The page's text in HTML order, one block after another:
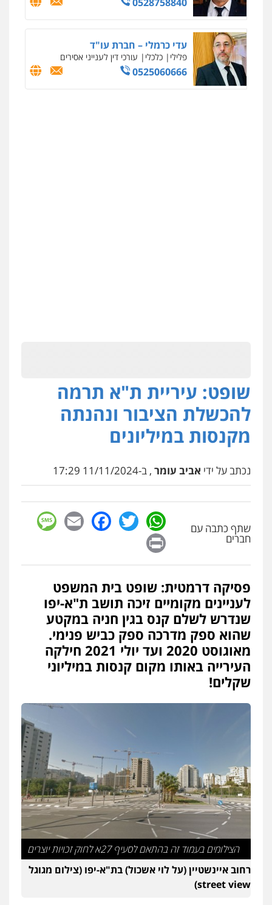
עדי כרמלי – חברת עו"ד
פלילי כלכלי עורכי דין לענייני אסירים
0525060666
שופט: עיריית ת"א תרמה
להכשלת הציבור ונהנתה
מקנסות במיליונים
נכתב על ידי אביב עומר , ב-11/11/2024 17:29
שתף כתבה עם
חברים
WhatsApp
Twitter
Facebook
Email
פסיקה דרמטית: שופט בית המשפט
לעניינים מקומיים זיכה תושב ת"א-יפו
שנדרש לשלם קנס בגין חניה במקטע
שהוא ספק מדרכה ספק כביש פנימי.
מאוגוסט 2020 ועד יולי 2021 חילקה
העירייה באותו מקום קנסות במיליוני
שקלים!
הצילומים בעמוד זה בהתאם לסעיף 27א לחוק זכויות יוצרים
רחוב איינשטיין (על לוי אשכול) בת"א-יפו (צילום מגוגל
street view)